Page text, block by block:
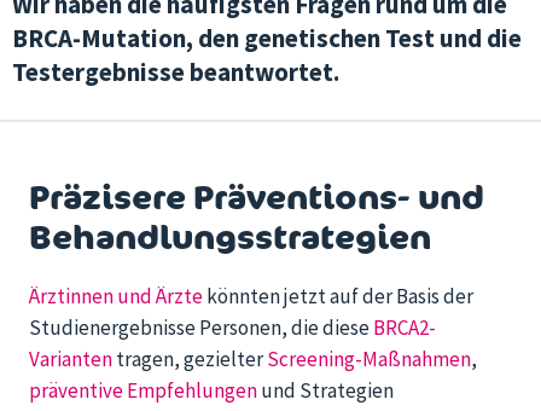
BRCA-Mutation, den genetischen Test und die
Testergebnisse beantwortet.
Präzisere Präventions- und
Behandlungsstrategien
Ärztinnen und Ärztekönnten jetzt auf der Basis der
Studienergebnisse Personen, die dieseBRCA2-
Variantentragen, gezielterScreening-Maßnahmen,
präventive Empfehlungenund Strategien